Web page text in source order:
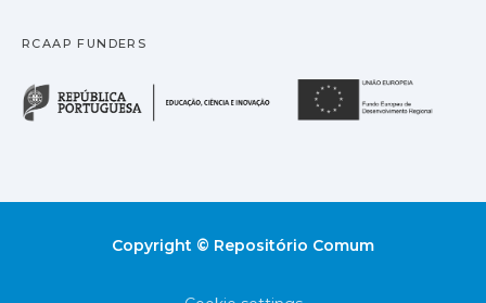
RCAAP FUNDERS
República Portuguesa
Copyright © Repositório Comum